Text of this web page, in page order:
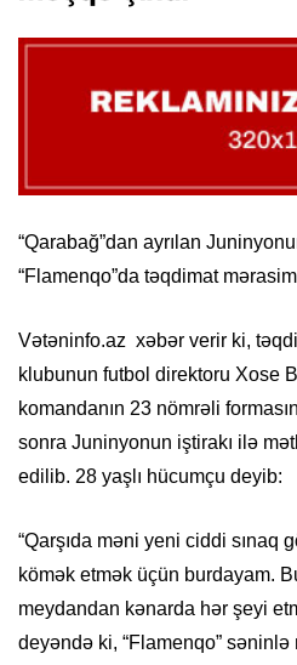
“Qarabağ”dan ayrılan
“Flamenqo”da təqdimat
Vətəninfo.az xəbər verir ki,
klubunun futbol direktoru Xose
komandanın 23 nömrəli
sonra Juninyonun iştirakı ilə
edilib. 28 yaşlı hücumçu deyib:
“Qarşıda məni yeni ciddi sınaq
kömək etmək üçün burdayam.
meydandan kənarda hər şeyi
deyəndə ki, “Flamenqo” səninlə